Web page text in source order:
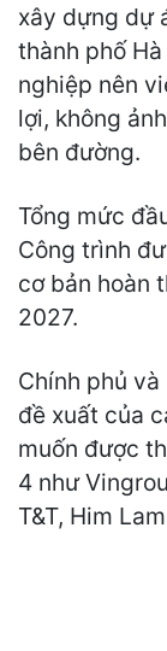
xây dựng dự
thành phố
nghiệp nên
lợi, không
bên đường.
Tổng mức
Công trình
cơ bản hoàn
2027.
Chính phủ và
đề xuất của
muốn được
4 như
T&T, Him